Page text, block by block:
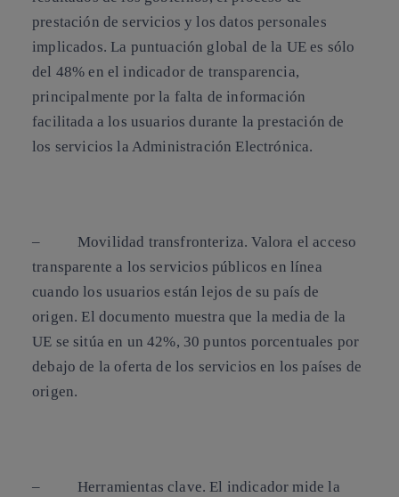
prestación de servicios y los datos personales
implicados. La puntuación global de la UE es sólo
del 48% en el indicador de transparencia,
principalmente por la falta de información
facilitada a los usuarios durante la prestación de
los servicios la Administración Electrónica.
– Movilidad transfronteriza.Valora el acceso
transparente a los servicios públicos en línea
cuando los usuarios están lejos de su país de
origen. El documento muestra que la media de la
UE se sitúa en un 42%, 30 puntos porcentuales por
debajo de la oferta de los servicios en los países de
origen.
– Herramientas clave. El indicador mide la